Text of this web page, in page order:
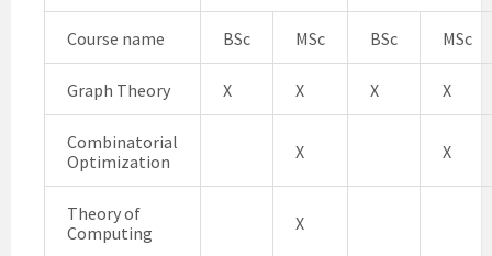
Course name BSc MSc BSc MSc
Graph Theory X X X X
Combinatorial
Optimization
X X
Theory of
Computing
X